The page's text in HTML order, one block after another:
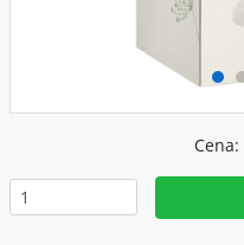
Cena: